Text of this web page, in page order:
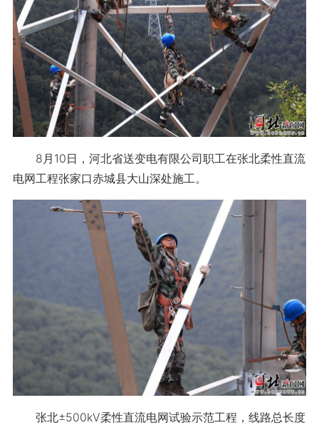
8月10日，河北省送变电有限公司职工在张北柔性直流
电网工程张家口赤城县大山深处施工。
张北±500kV柔性直流电网试验示范工程，线路总长度